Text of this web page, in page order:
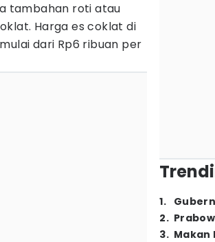
tambahan roti atau
Harga es coklat di
dari Rp6 ribuan per
1.
2.
3. Makan